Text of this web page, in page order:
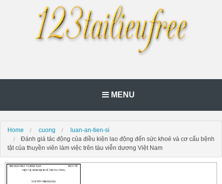
MENU
Home cuong
luan-an-tien-si
Đánh giá tác động của điều kiện lao động đến sức khoẻ và cơ cấu bệnh
tật của thuyền viên làm việc trên tàu viễn dương Việt Nam